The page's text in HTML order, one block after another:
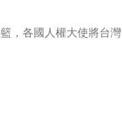
，各國人權大使將台灣